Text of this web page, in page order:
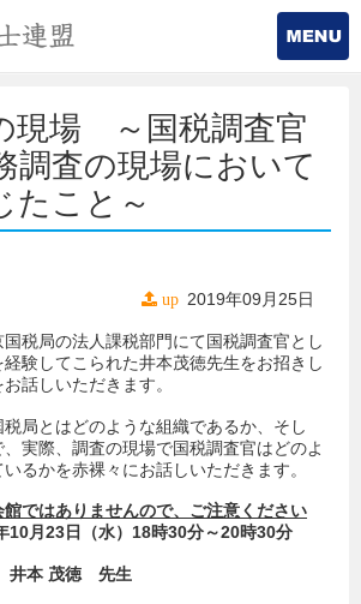
現場 ～国税調査官
調査の現場において
たこと～
up 2019年09月25日
税局の法人課税部門にて国税調査官とし
験してこられた井本茂徳先生をお招きし
話しいただきます。
局とはどのような組織であるか、そし
実際、調査の現場で国税調査官はどのよ
るかを赤裸々にお話しいただきます。
ではありませんので、ご注意ください
10月 23日（水） 18時30分～20時30分
井本 茂徳 先生